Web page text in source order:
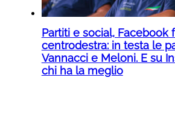
Partiti e social, Facebook
centrodestra: in testa le
Vannacci e Meloni. E su
chi ha la meglio